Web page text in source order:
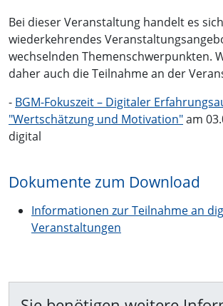
Bei dieser Veranstaltung handelt es
wiederkehrendes
wechselnden Themenschwerpunkten.
daher auch die Teilnahme an der
- BGM-Fokuszeit – Digitaler
"Wertschätzung und Motivation"am
digital
Dokumente zum Download
Informationen zur Teilnahme an
Veranstaltungen